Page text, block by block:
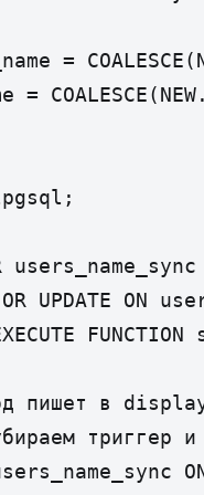
=
=
users_name_sync
UPDATE ON
в
триггер и